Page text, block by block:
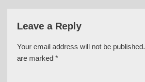
Leave a Reply
Your email address will not be published.
are marked *